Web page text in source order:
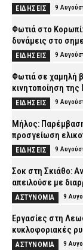
ΕΙΔΗΣΕΙΣ 9
Φωτιά στο
δυνάμεις στο
ΕΙΔΗΣΕΙΣ 9
Φωτιά σε χαμηλή
κινητοποίηση
ΕΙΔΗΣΕΙΣ 9
Μήλος:
προσγείωση
ΕΙΔΗΣΕΙΣ 9
Σοκ στη Σκιάθο:
απειλούσε με
ΑΣΤΥΝΟΜΙΑ 9
Εργασίες στη
κυκλοφοριακές
ΑΣΤΥΝΟΜΙΑ 9